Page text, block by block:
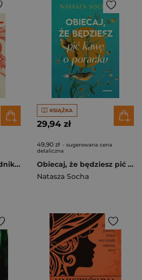
Psychologia Przewodnik dla lubiących rozkminiać bez bólu
KSIĄŻKA
29,94 zł
49,90 zł - sugerowana cena
detaliczna
Obiecaj, że będziesz pić kawę o poranku
Natasza Socha